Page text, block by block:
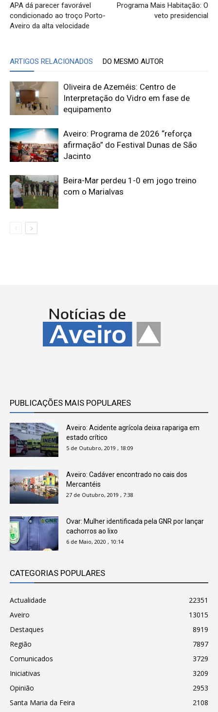
APA dá parecer favorável
condicionado ao troço Porto-
Aveiro da alta velocidade
Programa Mais Habitação: O
veto presidencial
ARTIGOS RELACIONADOS DO MESMO AUTOR
Oliveira de Azeméis: Centro de
Interpretação do Vidro em fase de
equipamento
Aveiro: Programa de 2026 “reforça
afirmação” do Festival Dunas de São
Jacinto
Beira-Mar perdeu 1-0 em jogo treino
com o Marialvas
PUBLICAÇÕES MAIS POPULARES
Aveiro: Acidente agrícola deixa rapariga em
estado crítico
5 de Outubro, 2019 , 18:09
Aveiro: Cadáver encontrado no cais dos
Mercantéis
27 de Outubro, 2019 , 7:38
Ovar: Mulher identificada pela GNR por lançar
cachorros ao lixo
6 de Maio, 2020 , 10:14
CATEGORIAS POPULARES
Actualidade
22351
Aveiro
13015
Destaques
8919
Região
7897
Comunicados
3729
Iniciativas
3209
Opinião
2953
Santa Maria da Feira
2108